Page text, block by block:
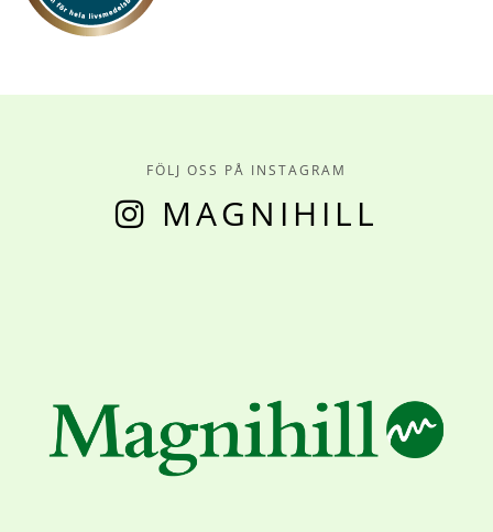
FÖLJ OSS PÅ INSTAGRAM
MAGNIHILL